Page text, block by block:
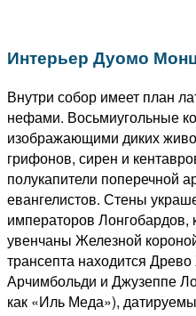
Интерьер Дуомо
Внутри собор имеет план
нефами. Восьмиугольные
изображающими диких
грифонов, сирен и
полукапители поперечной
евангелистов. Стены
императоров Лонгобардов,
увенчаны Железной
трансепта находится
Арчимбольди и Джузеппе
как «Иль Меда»),